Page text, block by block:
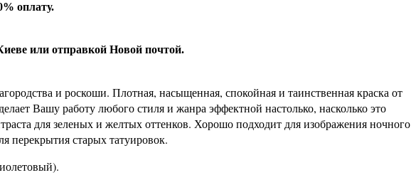
оплату.
или отправкой Новой почтой.
и роскоши. Плотная, насыщенная, спокойная и таинственная краска от
Вашу работу любого стиля и жанра эффектной настолько, насколько это
для зеленых и желтых оттенков. Хорошо подходит для изображения ночного
перекрытия старых татуировок.